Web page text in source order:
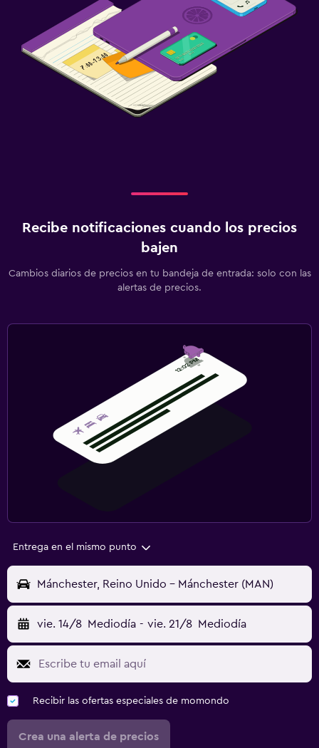
Recibe notificaciones cuando los precios
bajen
Cambios diarios de precios en tu bandeja de entrada: solo con las
alertas de precios.
Entrega en el mismo punto
Mánchester, Reino Unido - Mánchester (MAN)
vie. 14/8 Mediodía - vie. 21/8 Mediodía
Recibir las ofertas especiales de momondo
Crea una alerta de precios